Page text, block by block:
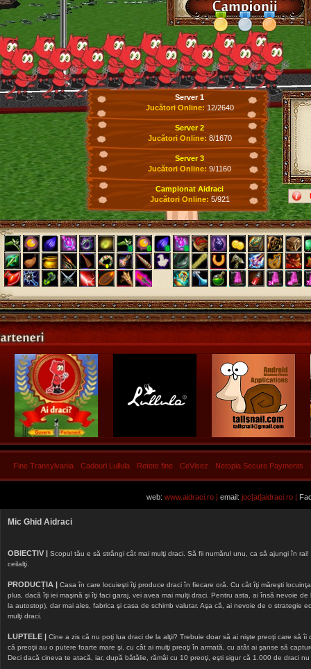
Server 1
Jucători Online: 12/2640
Server 2
Jucători Online: 8/1670
Server 3
Jucători Online: 9/1160
Campionat Aidraci
Jucători Online: 5/921
Fine Transylvania Cadouri Lullula Retete fine CeVisez Netopia Secure Payments
web: www.aidraci.ro | email: joc[at]aidraci.ro |
Mic Ghid Aidraci
OBIECTIV | Scopul tău e să strângi cât mai mulţi draci. Să fii numărul unu, ca să ajungi în
ceilalţi.
PRODUCȚIA | Casa în care locuieşti îţi produce draci în fiecare oră. Cu cât îţi măreşti
plus, dacă îţi iei maşină şi îţi faci garaj, vei avea mai mulţi draci. Pentru asta, ai însă nevoie
la autostop), dar mai ales, fabrica şi casa de schimb valutar. Aşa că, ai nevoie de o strategie
mulţi draci.
LUPTELE | Cine a zis că nu poţi lua draci de la alţii? Trebuie doar să ai nişte preoţi care să
că preoţii au o putere foarte mare şi, cu cât ai mulţi preoţi în armată, cu atât ai şanse să
Deci dacă cineva te atacă, iar, după bătălie, rămâi cu 10 preoţi, eşti sigur că 1.000 de draci